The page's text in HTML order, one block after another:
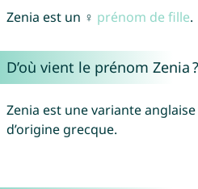
Zenia est un ♀ prénom de fille.
D’où vient le prénom Zenia ?
Zenia est une variante
d’origine grecque.